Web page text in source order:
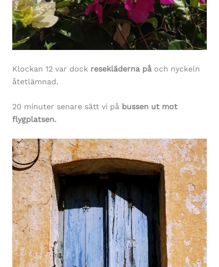
Klockan 12 var dock resekläderna påoch nyckeln
åtetlämnad.
20 minuter senare sätt vi på bussen ut mot
flygplatsen.